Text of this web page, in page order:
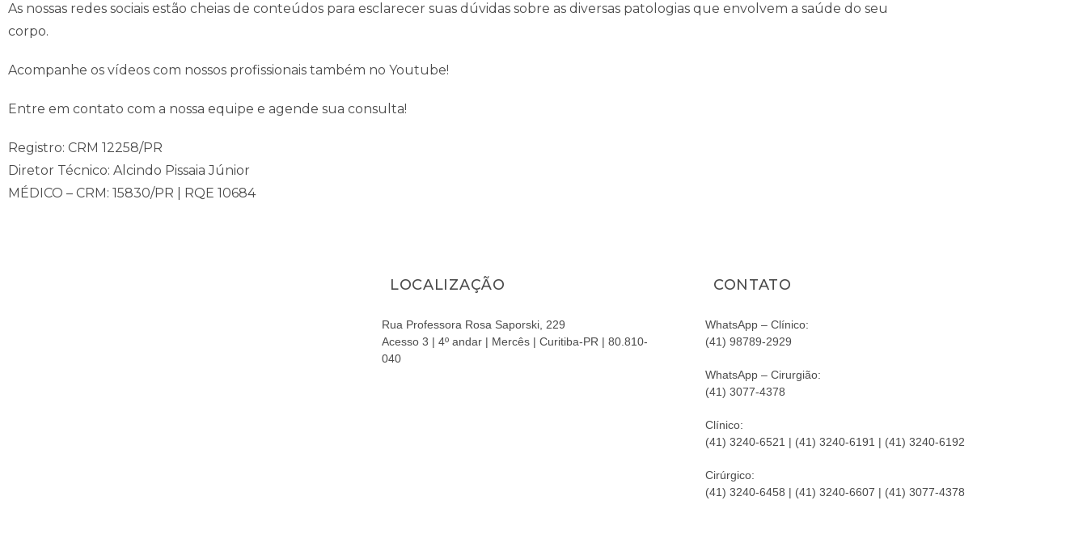
As nossas redes sociais estão cheias de conteúdos para esclarecer suas dúvidas sobre as diversas patologias que envolvem a saúde do seu
corpo.
Acompanhe os vídeos com nossos profissionais também no Youtube!
Entre em contato com a nossa equipe e agende sua consulta!
Registro: CRM 12258/PR
Diretor Técnico: Alcindo Pissaia Júnior
MÉDICO – CRM: 15830/PR | RQE 10684
LOCALIZAÇÃO
Rua Professora Rosa Saporski, 229
Acesso 3 | 4º andar | Mercês | Curitiba-PR | 80.810-
040
CONTATO
WhatsApp – Clínico:
(41) 98789-2929
WhatsApp – Cirurgião:
(41) 3077-4378
Clínico:
(41) 3240-6521 | (41) 3240-6191 | (41) 3240-6192
Cirúrgico:
(41) 3240-6458 | (41) 3240-6607 | (41) 3077-4378